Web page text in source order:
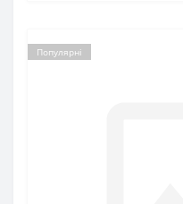
Популярні